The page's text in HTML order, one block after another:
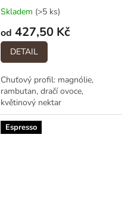
Skladem (>5 ks)
od 427,50 Kč
DETAIL
Chuťový profil: magnólie,
rambutan, dračí ovoce,
květinový nektar
Espresso